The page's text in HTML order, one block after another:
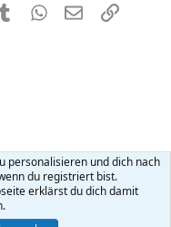
Tumblr WhatsApp
E-MailLink
Hilfe
R
personalisieren und dich nach
du registriert bist.
erklärst du dich damit